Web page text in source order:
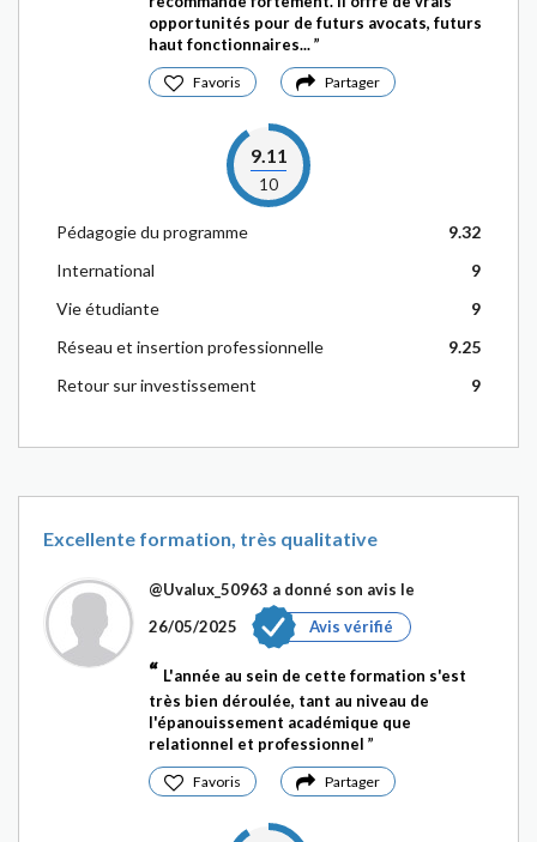
opportunités pour de futurs avocats, futurs
haut fonctionnaires...
Favoris Partager
9.11
10
Pédagogie du programme
9.32
International
9
Vie étudiante
9
Réseau et insertion professionnelle
9.25
Retour sur investissement
9
Excellente formation, très qualitative
@Uvalux_50963 a donné son avis le
26/05/2025
Avis vérifié
L'année au sein de cette formation s'est
très bien déroulée, tant au niveau de
l'épanouissement académique que
relationnel et professionnel
Favoris Partager